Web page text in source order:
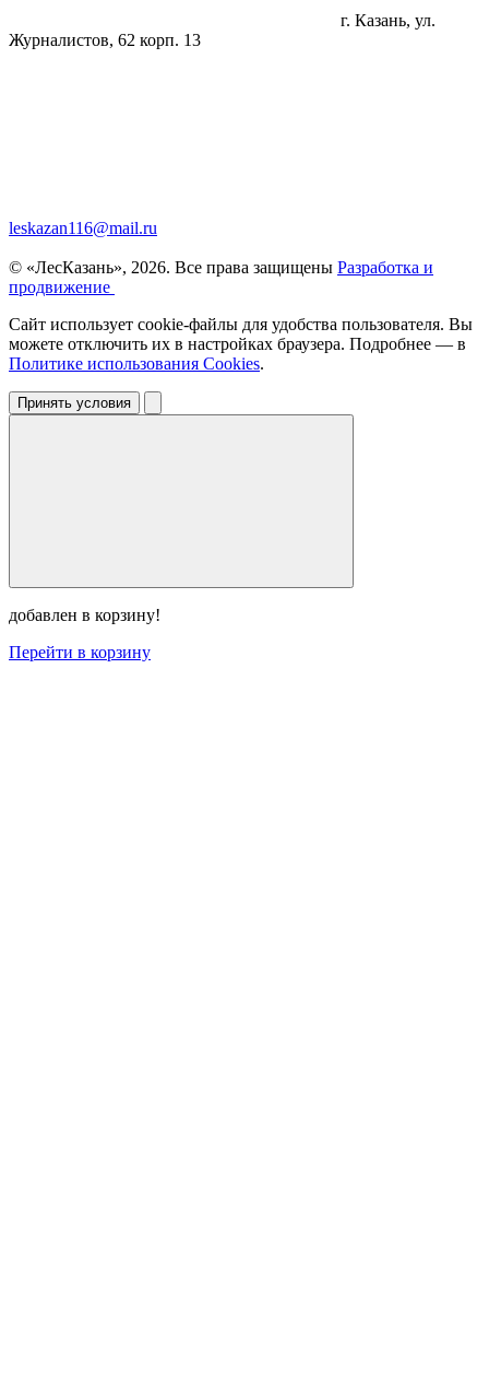
г. Казань, ул.
Журналистов, 62 корп. 13
leskazan116@mail.ru
© «ЛесКазань», 2026. Все права защищены Разработка и
продвижение
Сайт использует cookie-файлы для удобства пользователя. Вы
можете отключить их в настройках браузера. Подробнее — в
Политике использования Cookies.
Принять условия
добавлен в корзину!
Перейти в корзину